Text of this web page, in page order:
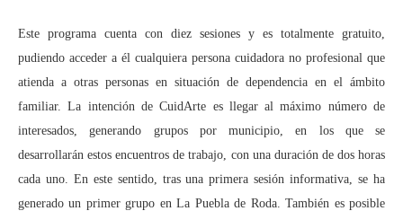
Este programa cuenta con diez sesiones y es totalmente gratuito,
pudiendo acceder a él cualquiera persona cuidadora no profesional que
atienda a otras personas en situación de dependencia en el ámbito
familiar. La intención de CuidArte es llegar al máximo número de
interesados, generando grupos por municipio, en los que se
desarrollarán estos encuentros de trabajo, con una duración de dos horas
cada uno. En este sentido, tras una primera sesión informativa, se ha
generado un primer grupo en La Puebla de Roda. También es posible